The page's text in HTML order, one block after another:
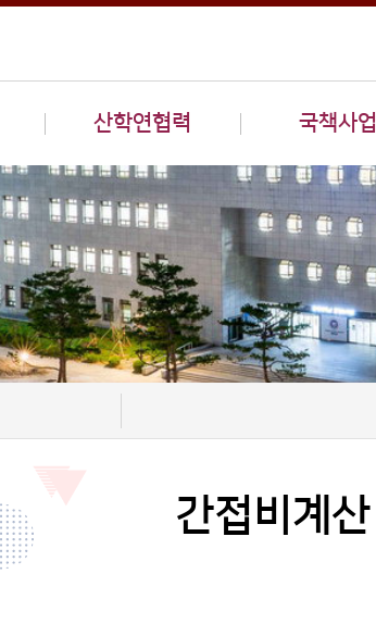
산학연협력 국책사업
간접비계산